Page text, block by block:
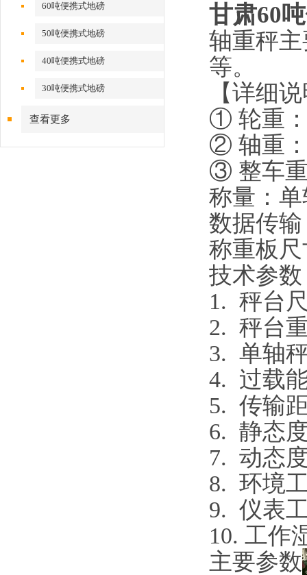
60吨便携式地磅
50吨便携式地磅
40吨便携式地磅
30吨便携式地磅
查看更多
甘肃60
轴重秤
等。
【详细
① 轮重
② 轴重
③ 整车
称量：
数据传
称重板尺
技术参
1. 秤台
2. 秤台
3. 单轴
4. 过载
5. 传输
6. 静态
7. 动态
8. 环境
9. 仪表
10. 工作
主要参数